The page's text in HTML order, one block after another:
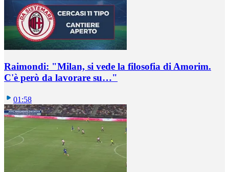
Raimondi: "Milan, si vede la filosofia di Amorim.
C'è però da lavorare su…"
01:58